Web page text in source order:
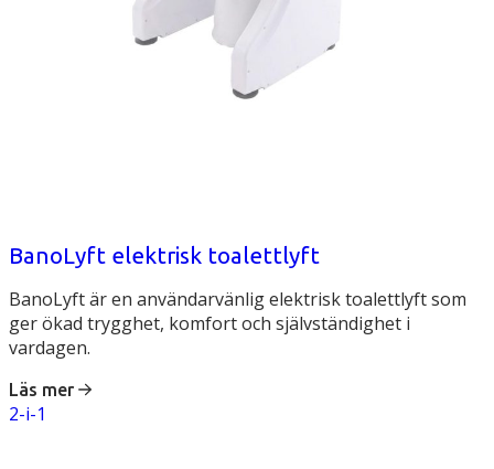
BanoLyft elektrisk toalettlyft
BanoLyft är en användarvänlig elektrisk toalettlyft som
ger ökad trygghet, komfort och självständighet i
vardagen.
Läs mer
2-i-1